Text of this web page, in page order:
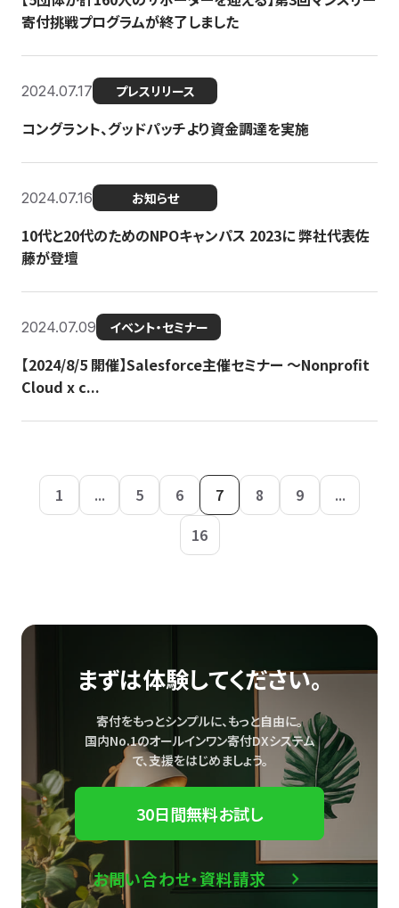
寄付挑戦プログラムが終了しました
2024.07.17 プレスリリース
コングラント、グッドパッチより資金調達を実施
2024.07.16 お知らせ
10代と20代のためのNPOキャンパス 2023に 弊社代表佐
藤が登壇
2024.07.09 イベント・セミナー
【2024/8/5 開催】Salesforce主催セミナー 〜Nonprofit
Cloud x c...
1 ... 5 6 7 8 9
...
16
まずは体験してください。
寄付をもっとシンプルに、もっと自由に。
国内No.1のオールインワン寄付DXシステム
で、支援をはじめましょう。
30日間無料お試し
お問い合わせ・資料請求